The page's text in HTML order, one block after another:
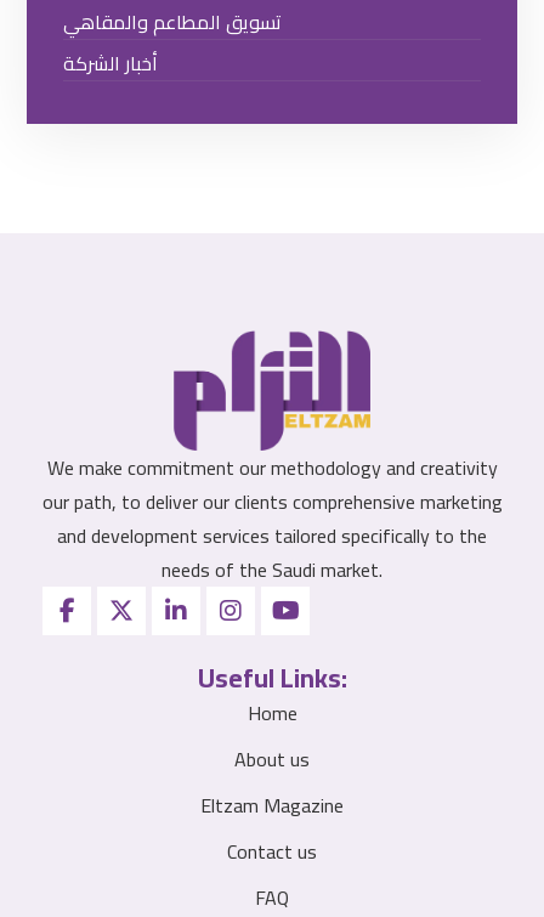
تسويق المطاعم والمقاهي
أخبار الشركة
We make commitment our methodology and creativity
our path, to deliver our clients comprehensive marketing
and development services tailored specifically to the
needs of the Saudi market.
Useful Links:
Home
About us
Eltzam Magazine
Contact us
FAQ